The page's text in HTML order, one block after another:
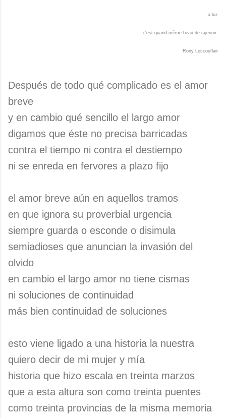
a luz
c'est quand même beau de rajeunir.
Rony Lescouflair
Después de todo qué complicado es el amor
breve
y en cambio qué sencillo el largo amor
digamos que éste no precisa barricadas
contra el tiempo ni contra el destiempo
ni se enreda en fervores a plazo fijo
el amor breve aún en aquellos tramos
en que ignora su proverbial urgencia
siempre guarda o esconde o disimula
semiadioses que anuncian la invasión del
olvido
en cambio el largo amor no tiene cismas
ni soluciones de continuidad
más bien continuidad de soluciones
esto viene ligado a una historia la nuestra
quiero decir de mi mujer y mía
historia que hizo escala en treinta marzos
que a esta altura son como treinta puentes
como treinta provincias de la misma memoria